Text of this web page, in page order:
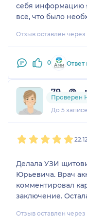
себя информацию
всё, что было
Отзыв оставлен
0 Ответ
1 отзыв
До 5
Проверен
Делала УЗИ
Юрьевича. Врач
комментировал
заключение.
Отзыв оставлен